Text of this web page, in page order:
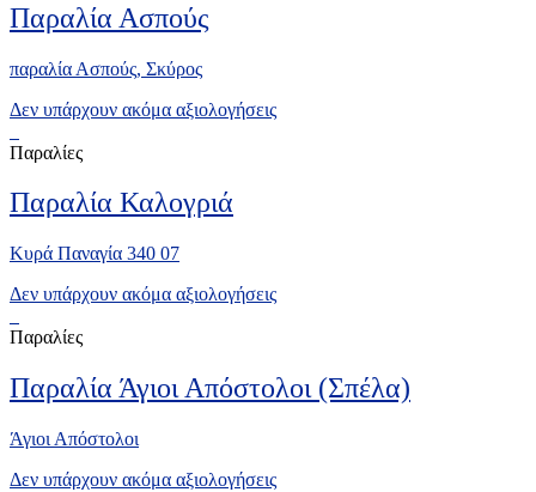
Παραλία Ασπούς
παραλία Ασπούς, Σκύρος
Δεν υπάρχουν ακόμα αξιολογήσεις
Παραλίες
Παραλία Καλογριά
Κυρά Παναγία 340 07
Δεν υπάρχουν ακόμα αξιολογήσεις
Παραλίες
Παραλία Άγιοι Απόστολοι (Σπέλα)
Άγιοι Απόστολοι
Δεν υπάρχουν ακόμα αξιολογήσεις